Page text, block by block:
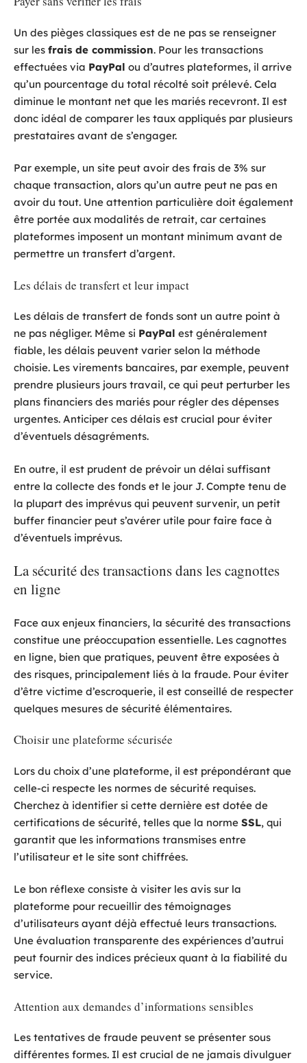
Un des pièges classiques est de ne pas se renseigner
sur les frais de commission. Pour les transactions
effectuées via PayPal ou d’autres plateformes, il arrive
qu’un pourcentage du total récolté soit prélevé. Cela
diminue le montant net que les mariés recevront. Il est
donc idéal de comparer les taux appliqués par plusieurs
prestataires avant de s’engager.
Par exemple, un site peut avoir des frais de 3% sur
chaque transaction, alors qu’un autre peut ne pas en
avoir du tout. Une attention particulière doit également
être portée aux modalités de retrait, car certaines
plateformes imposent un montant minimum avant de
permettre un transfert d’argent.
Les délais de transfert et leur impact
Les délais de transfert de fonds sont un autre point à
ne pas négliger. Même si PayPal est généralement
fiable, les délais peuvent varier selon la méthode
choisie. Les virements bancaires, par exemple, peuvent
prendre plusieurs jours travail, ce qui peut perturber les
plans financiers des mariés pour régler des dépenses
urgentes. Anticiper ces délais est crucial pour éviter
d’éventuels désagréments.
En outre, il est prudent de prévoir un délai suffisant
entre la collecte des fonds et le jour J. Compte tenu de
la plupart des imprévus qui peuvent survenir, un petit
buffer financier peut s’avérer utile pour faire face à
d’éventuels imprévus.
La sécurité des transactions dans les cagnottes
en ligne
Face aux enjeux financiers, la sécurité des transactions
constitue une préoccupation essentielle. Les cagnottes
en ligne, bien que pratiques, peuvent être exposées à
des risques, principalement liés à la fraude. Pour éviter
d’être victime d’escroquerie, il est conseillé de respecter
quelques mesures de sécurité élémentaires.
Choisir une plateforme sécurisée
Lors du choix d’une plateforme, il est prépondérant que
celle-ci respecte les normes de sécurité requises.
Cherchez à identifier si cette dernière est dotée de
certifications de sécurité, telles que la norme SSL, qui
garantit que les informations transmises entre
l’utilisateur et le site sont chiffrées.
Le bon réflexe consiste à visiter les avis sur la
plateforme pour recueillir des témoignages
d’utilisateurs ayant déjà effectué leurs transactions.
Une évaluation transparente des expériences d’autrui
peut fournir des indices précieux quant à la fiabilité du
service.
Attention aux demandes d’informations sensibles
Les tentatives de fraude peuvent se présenter sous
différentes formes. Il est crucial de ne jamais divulguer